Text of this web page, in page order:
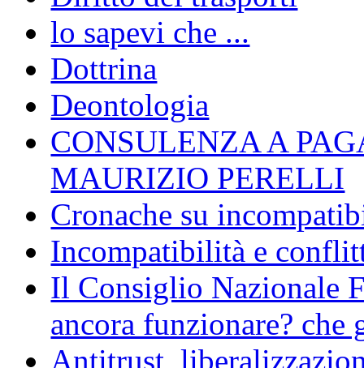
lo sapevi che ...
Dottrina
Deontologia
CONSULENZA A
MAURIZIO PERELLI
Cronache su
Incompatibilità e
Il Consiglio Nazionale
ancora funzionare? che
Antitrust,